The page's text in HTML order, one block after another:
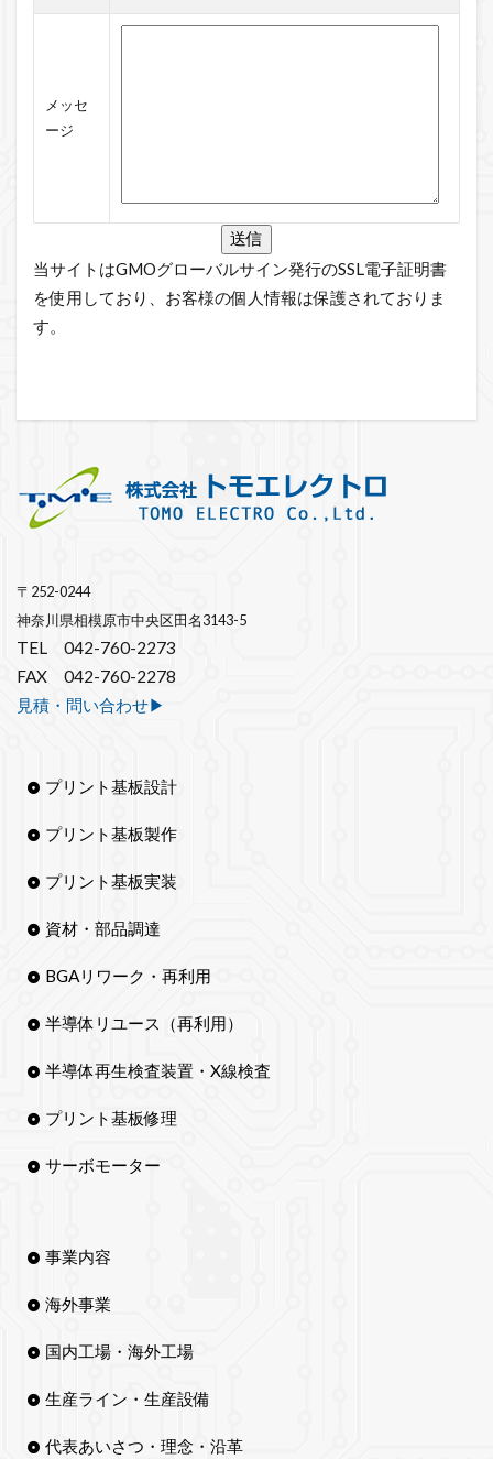
メッセ
ージ
当サイトはGMOグローバルサイン発行のSSL電子証明書
を使用しており、お客様の個人情報は保護されておりま
す。
〒252-0244
神奈川県相模原市中央区田名3143-5
TEL 042-760-2273
FAX 042-760-2278
見積・問い合わせ▶︎
プリント基板設計
プリント基板製作
プリント基板実装
資材・部品調達
BGAリワーク・再利用
半導体リユース（再利用）
半導体再生検査装置・X線検査
プリント基板修理
サーボモーター
事業内容
海外事業
国内工場・海外工場
生産ライン・生産設備
代表あいさつ・理念・沿革